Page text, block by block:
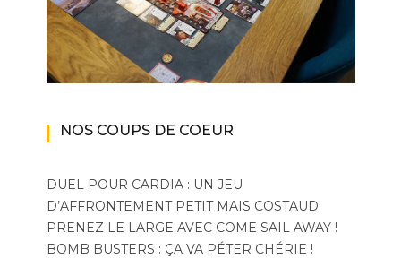
NOS COUPS DE COEUR
DUEL POUR CARDIA : UN JEU
D’AFFRONTEMENT PETIT MAIS COSTAUD
PRENEZ LE LARGE AVEC COME SAIL AWAY !
BOMB BUSTERS : ÇA VA PÉTER CHÉRIE !